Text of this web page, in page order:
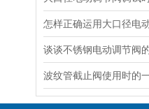
怎样正确运用大口径电